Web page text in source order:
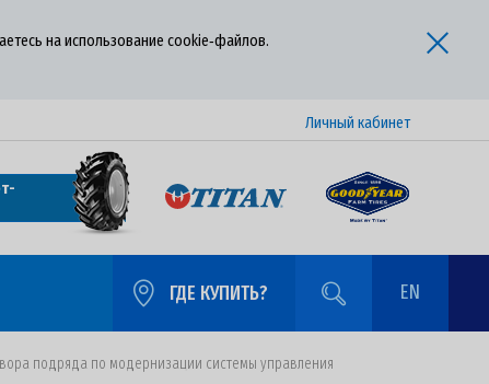
на использование cookie‑файлов.
Личный кабинет
ГДЕ КУПИТЬ? EN
подряда по модернизации системы управления